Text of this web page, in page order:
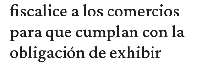
fiscalice a los comercios
para que cumplan con la
obligación de exhibir